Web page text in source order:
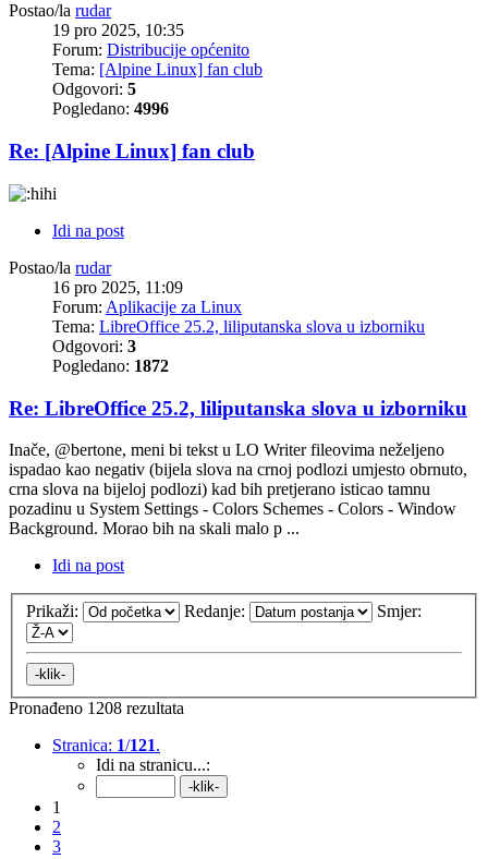
Postao/la rudar
19 pro 2025, 10:35
Forum: Distribucije općenito
Tema: [Alpine Linux] fan club
Odgovori: 5
Pogledano: 4996
Re: [Alpine Linux] fan club
Idi na post
Postao/la rudar
16 pro 2025, 11:09
Forum: Aplikacije za Linux
Tema: LibreOffice 25.2, liliputanska slova u izborniku
Odgovori: 3
Pogledano: 1872
Re: LibreOffice 25.2, liliputanska slova u izborniku
Inače, @bertone, meni bi tekst u LO Writer fileovima neželjeno
ispadao kao negativ (bijela slova na crnoj podlozi umjesto obrnuto,
crna slova na bijeloj podlozi) kad bih pretjerano isticao tamnu
pozadinu u System Settings - Colors Schemes - Colors - Window
Background. Morao bih na skali malo p ...
Idi na post
Prikaži: Redanje: Smjer:
Pronađeno 1208 rezultata
Stranica: 1/121.
Idi na stranicu...:
1
2
3